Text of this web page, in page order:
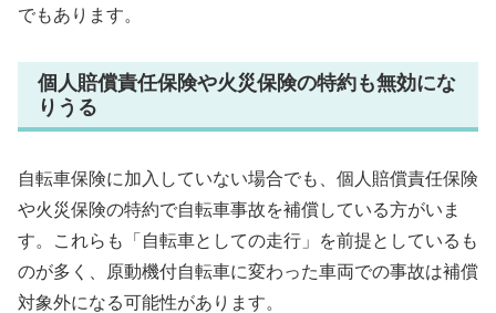
でもあります。
個人賠償責任保険や火災保険の特約も無効にな
りうる
自転車保険に加入していない場合でも、個人賠償責任保険
や火災保険の特約で自転車事故を補償している方がいま
す。これらも「自転車としての走行」を前提としているも
のが多く、原動機付自転車に変わった車両での事故は補償
対象外になる可能性があります。